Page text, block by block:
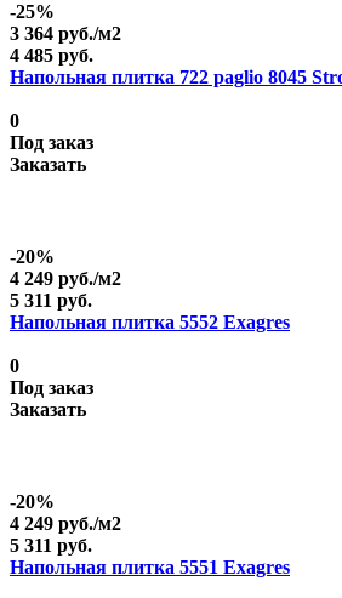
-25%
3 364 руб./м2
4 485 руб.
Напольная плитка 722 paglio 8045
0
Под заказ
Заказать
-20%
4 249 руб./м2
5 311 руб.
Напольная плитка 5552 Exagres
0
Под заказ
Заказать
-20%
4 249 руб./м2
5 311 руб.
Напольная плитка 5551 Exagres